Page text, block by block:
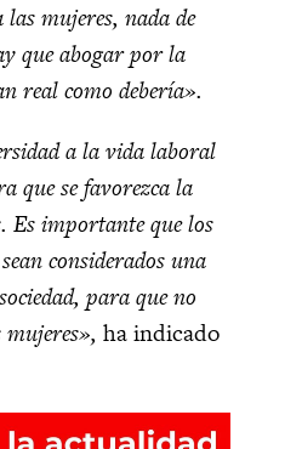
mujeres, nada de
que abogar por la
real como debería».
a la vida laboral
que se favorezca la
Es importante que los
considerados una
para que no
ha indicado